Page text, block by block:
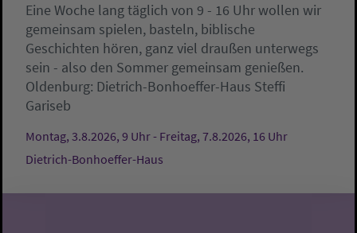
Eine Woche lang täglich von 9 - 16 Uhr wollen wir
gemeinsam spielen, basteln, biblische
Geschichten hören, ganz viel draußen unterwegs
sein - also den Sommer gemeinsam genießen.
Oldenburg: Dietrich-Bonhoeffer-Haus Steffi
Gariseb
Montag, 3.8.2026, 9 Uhr - Freitag, 7.8.2026, 16 Uhr
Dietrich-Bonhoeffer-Haus